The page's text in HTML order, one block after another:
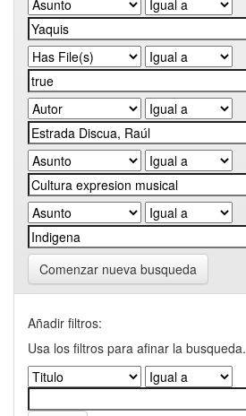
Comenzar nueva busqueda
Añadir filtros:
Usa los filtros para afinar la busqueda.